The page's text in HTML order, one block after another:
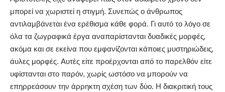
μπορεί να χωριστεί η στιγμή. Συνεπώς ο άνθρωπος
αντιλαμβάνεται ένα ερέθισμα κάθε φορά. Γι αυτό το λόγο σε
όλα τα ζωγραφικά έργα αναπαρίστανται δυαδικές μορφές,
ακόμα και σε εκείνα που εμφανίζονται κάποιες μυστηριώδεις,
άυλες μορφές. Αυτές είτε προέρχονται από το παρελθόν είτε
υφίστανται στο παρόν, χωρίς ωστόσο να μπορούν να
επηρρεάσουν την άρρηκτη σχέση των δύο. Η διακριτική τους